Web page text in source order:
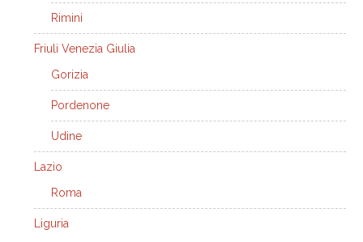
Rimini
Friuli Venezia Giulia
Gorizia
Pordenone
Udine
Lazio
Roma
Liguria